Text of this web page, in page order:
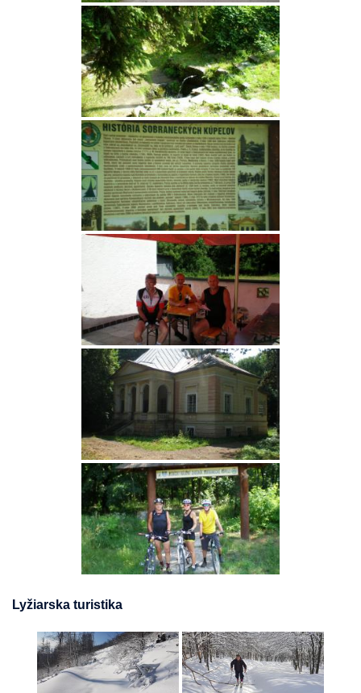
Lyžiarska turistika